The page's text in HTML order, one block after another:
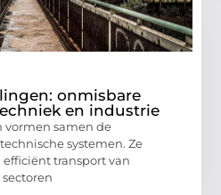
onmisbare
en industrie
samen de
systemen. Ze
transport van